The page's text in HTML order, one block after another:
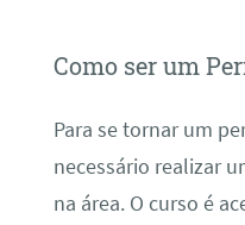
Como ser um
Para se tornar um
necessário realizar
na área. O curso é